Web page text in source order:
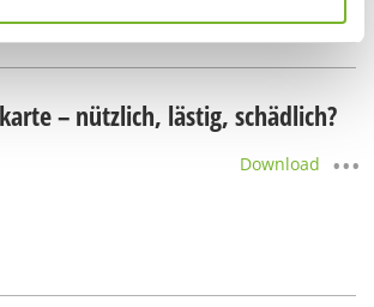
– nützlich, lästig, schädlich?
Download